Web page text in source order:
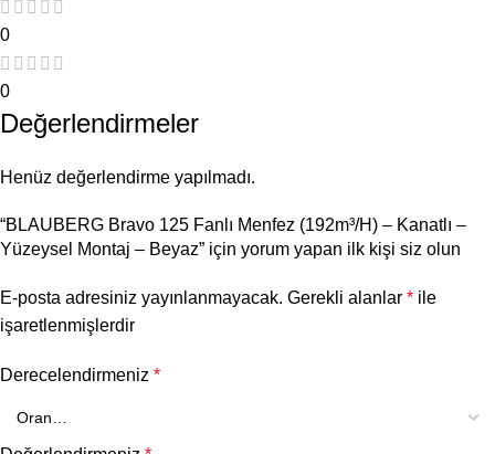
0
0
Değerlendirmeler
Henüz değerlendirme yapılmadı.
“BLAUBERG Bravo 125 Fanlı Menfez (192m³/H) – Kanatlı –
Yüzeysel Montaj – Beyaz” için yorum yapan ilk kişi siz olun
E-posta adresiniz yayınlanmayacak. Gerekli alanlar * ile
işaretlenmişlerdir
Derecelendirmeniz *